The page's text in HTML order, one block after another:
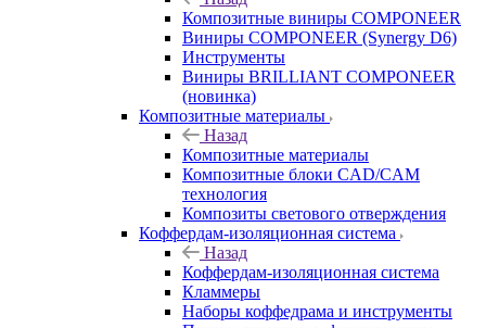
Композитные виниры COMPONEER
Виниры COMPONEER (Synergy D6)
Инструменты
Виниры BRILLIANT COMPONEER
(новинка)
Композитные материалы
Назад
Композитные материалы
Композитные блоки CAD/СAM
технология
Композиты светового отверждения
Коффердам-изоляционная система
Назад
Коффердам-изоляционная система
Кламмеры
Наборы коффедрама и инструменты